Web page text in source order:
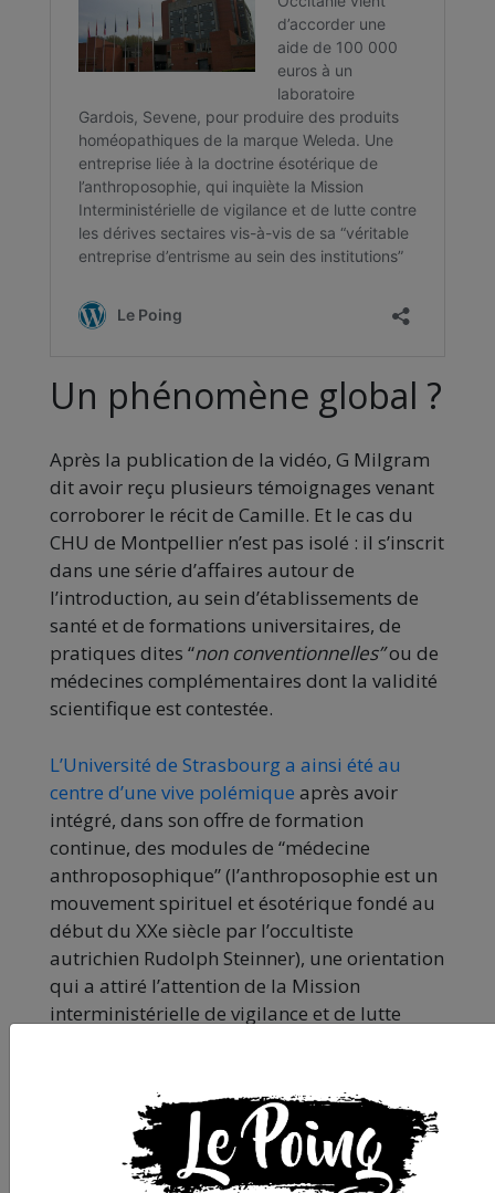
Un phénomène global ?
Après la publication de la vidéo, G Milgram
dit avoir reçu plusieurs témoignages venant
corroborer le récit de Camille. Et le cas du
CHU de Montpellier n’est pas isolé : il s’inscrit
dans une série d’affaires autour de
l’introduction, au sein d’établissements de
santé et de formations universitaires, de
pratiques dites “non conventionnelles”ou de
médecines complémentaires dont la validité
scientifique est contestée.
L’Université de Strasbourg a ainsi été au
centre d’une vive polémique après avoir
intégré, dans son offre de formation
continue, des modules de “médecine
anthroposophique” (l’anthroposophie est un
mouvement spirituel et ésotérique fondé au
début du XXe siècle par l’occultiste
autrichien Rudolph Steinner), une orientation
qui a attiré l’attention de la Mission
interministérielle de vigilance et de lutte
représenter un danger pour les patients. Des
signalements de praticiens proche de la
médecine anthroposophique ont également
été effectué à Angers selonl’UNADFI.